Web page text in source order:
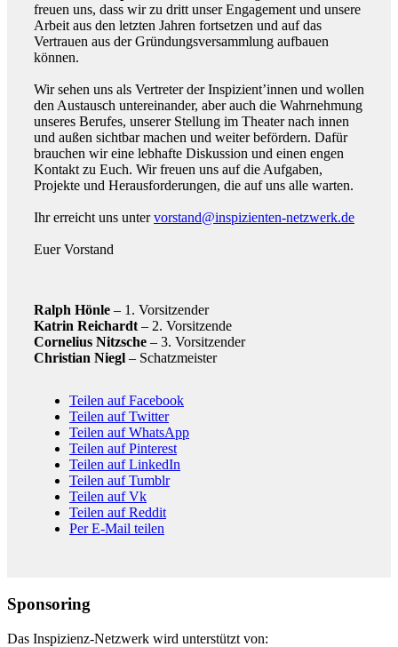
freuen uns, dass wir zu dritt unser Engagement und unsere
Arbeit aus den letzten Jahren fortsetzen und auf das
Vertrauen aus der Gründungsversammlung aufbauen
können.
Wir sehen uns als Vertreter der Inspizient’innen und wollen
den Austausch untereinander, aber auch die Wahrnehmung
unseres Berufes, unserer Stellung im Theater nach innen
und außen sichtbar machen und weiter befördern. Dafür
brauchen wir eine lebhafte Diskussion und einen engen
Kontakt zu Euch. Wir freuen uns auf die Aufgaben,
Projekte und Herausforderungen, die auf uns alle warten.
Ihr erreicht uns untervorstand@inspizienten-netzwerk.de
Euer Vorstand
Ralph Hönle – 1. Vorsitzender
Katrin Reichardt – 2. Vorsitzende
Cornelius Nitzsche – 3. Vorsitzender
Christian Niegl – Schatzmeister
Teilen auf Facebook
Teilen auf Twitter
Teilen auf WhatsApp
Teilen auf Pinterest
Teilen auf LinkedIn
Teilen auf Tumblr
Teilen auf Vk
Teilen auf Reddit
Per E-Mail teilen
Sponsoring
Das Inspizienz-Netzwerk wird unterstützt von: